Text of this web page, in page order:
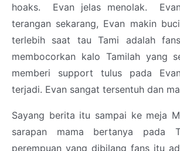
hoaks. Evan jelas menolak.
terangan sekarang, Evan makin
terlebih saat tau Tami adalah
membocorkan kalo Tamilah yang
memberi support tulus pada
terjadi. Evan sangat tersentuh dan
Sayang berita itu sampai ke meja
sarapan mama bertanya pada
perempuan yang dibilang fans itu